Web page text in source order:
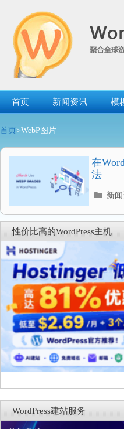
首页 新闻资讯 模
首页 >WebP图片
在
法
分
录
新
性价比高的WordPress主机
WordPress建站服务